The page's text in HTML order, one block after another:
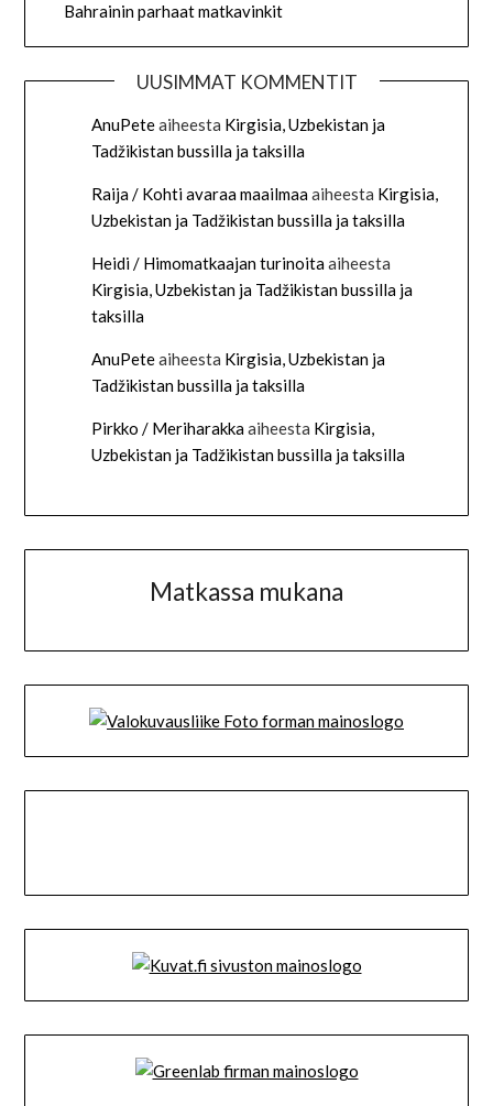
Bahrainin parhaat matkavinkit
UUSIMMAT KOMMENTIT
AnuPeteaiheesta Kirgisia, Uzbekistan ja
Tadžikistan bussilla ja taksilla
Raija / Kohti avaraa maailmaaaiheesta Kirgisia,
Uzbekistan ja Tadžikistan bussilla ja taksilla
Heidi / Himomatkaajan turinoitaaiheesta
Kirgisia, Uzbekistan ja Tadžikistan bussilla ja
taksilla
AnuPeteaiheesta Kirgisia, Uzbekistan ja
Tadžikistan bussilla ja taksilla
Pirkko / Meriharakkaaiheesta Kirgisia,
Uzbekistan ja Tadžikistan bussilla ja taksilla
Matkassa mukana